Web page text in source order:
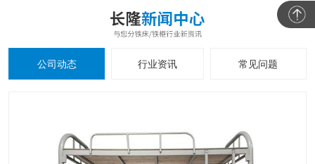
公司动态 行业资讯 常见问题